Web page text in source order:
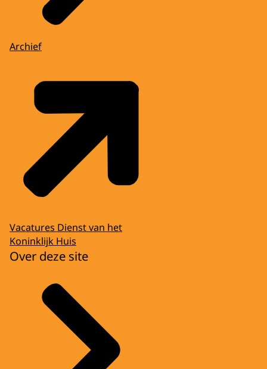
Archief
Vacatures Dienst van het
Koninklijk Huis
Over deze site